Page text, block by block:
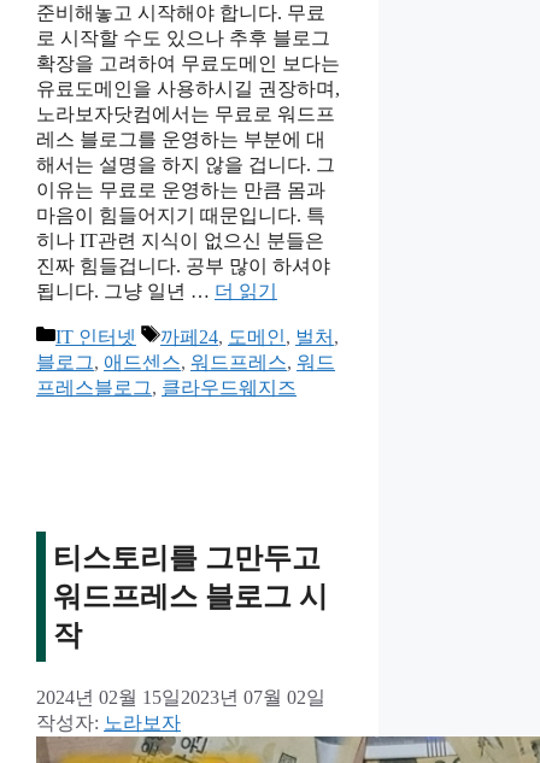
준비해놓고 시작해야 합니다. 무료
로 시작할 수도 있으나 추후 블로그
확장을 고려하여 무료도메인 보다는
유료도메인을 사용하시길 권장하며,
노라보자닷컴에서는 무료로 워드프
레스 블로그를 운영하는 부분에 대
해서는 설명을 하지 않을 겁니다. 그
이유는 무료로 운영하는 만큼 몸과
마음이 힘들어지기 때문입니다. 특
히나 IT관련 지식이 없으신 분들은
진짜 힘들겁니다. 공부 많이 하셔야
됩니다. 그냥 일년 … 더 읽기
카
테
고
IT 인터넷
태
그
까페24, 도메인, 벌처 ,
블로그, 애드센스, 워드프레스, 워드
프레스블로그, 클라우드웨지즈
티스토리를 그만두고
워드프레스 블로그 시
작
2024년 02월 15일2023년 07월 02일
작성자: 노라보자